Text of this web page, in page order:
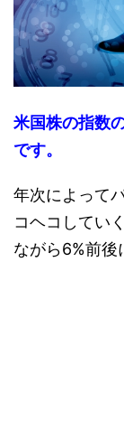
米国株の指数
です。
年次によって
コヘコしてい
ながら6%前後